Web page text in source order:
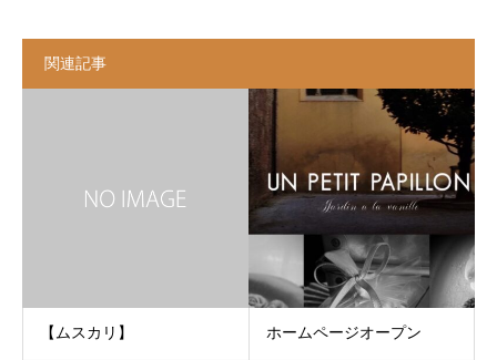
関連記事
【ムスカリ】 ホームページオープン